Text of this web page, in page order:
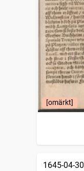
[omärkt]
1645-04-30